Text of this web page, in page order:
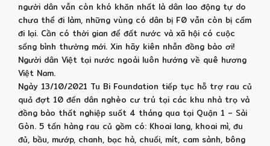
người dân vẫn còn khó khăn nhất là dân lao động tự do
chưa thể đi làm, những vùng có dân bị F0 vẫn còn bị cấm
đi lại. Cần có thời gian để đất nước và xã hội có cuộc
sống bình thường mới. Xin hãy kiên nhẫn đồng bào ơi!
Người dân Việt tại nước ngoài luôn hướng về quê hương
Việt Nam.
Ngày 13/10/2021 Tu Bi Foundation tiếp tục hỗ trợ rau củ
quả đợt 10 đến dân nghèo cư trú tại các khu nhà trọ và
đồng bào thất nghiệp suốt 4 tháng qua tại Quận 1 – Sài
Gòn. 5 tấn hàng rau củ gồm có: Khoai lang, khoai mì, đu
đủ, bầu, mướp, chanh, bạc hà, chuối, mít, cam sành, bông